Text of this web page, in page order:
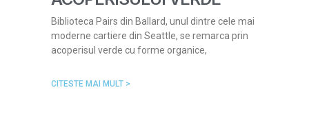
Biblioteca Pairs din Ballard, unul dintre cele mai
moderne cartiere din Seattle, se remarca prin
acoperisul verde cu forme organice,
CITESTE MAI MULT >